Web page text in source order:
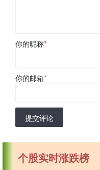
你的昵称*
你的邮箱*
提交评论
个股实时涨跌榜